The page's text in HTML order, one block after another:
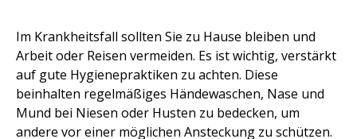
Im Krankheitsfall sollten Sie zu Hause bleiben und
Arbeit oder Reisen vermeiden. Es ist wichtig, verstärkt
auf gute Hygienepraktiken zu achten. Diese
beinhalten regelmäßiges Händewaschen, Nase und
Mund bei Niesen oder Husten zu bedecken, um
andere vor einer möglichen Ansteckung zu schützen.